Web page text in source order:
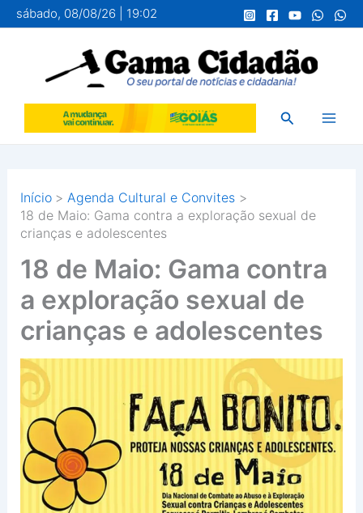
para
conteúdo
sábado, 08/08/26 | 19:02
Pesquisar
Início
Agenda Cultural e Convites
18 de Maio: Gama contra a exploração sexual de
crianças e adolescentes
18 de Maio: Gama contra
a exploração sexual de
crianças e adolescentes